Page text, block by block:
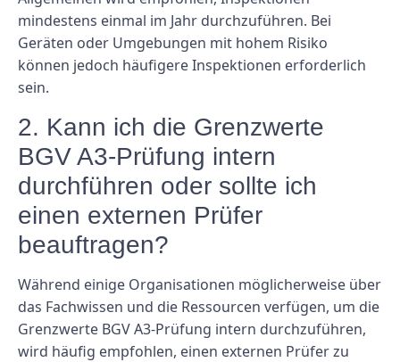
mindestens einmal im Jahr durchzuführen. Bei
Geräten oder Umgebungen mit hohem Risiko
können jedoch häufigere Inspektionen erforderlich
sein.
2. Kann ich die Grenzwerte
BGV A3-Prüfung intern
durchführen oder sollte ich
einen externen Prüfer
beauftragen?
Während einige Organisationen möglicherweise über
das Fachwissen und die Ressourcen verfügen, um die
Grenzwerte BGV A3-Prüfung intern durchzuführen,
wird häufig empfohlen, einen externen Prüfer zu